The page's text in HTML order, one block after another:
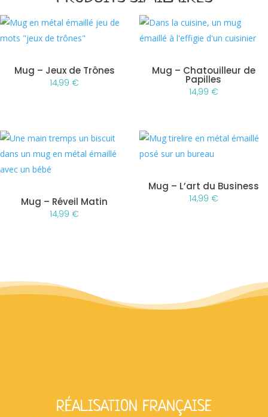
Mug – Jeux de Trônes
14,99€
Mug – Chatouilleur de
Papilles
14,99 €
Mug – Réveil Matin
14,99€
Mug – L’art du Business
14,99 €
RÉALISATION FRANÇAISE